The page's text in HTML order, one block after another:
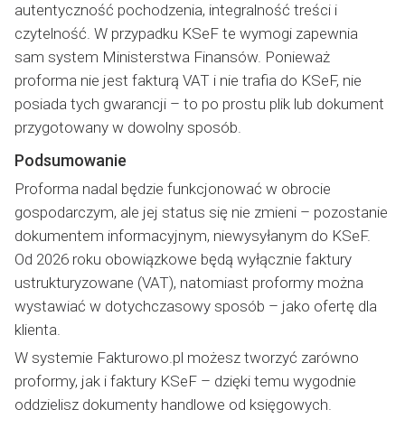
autentyczność pochodzenia, integralność treści i
czytelność. W przypadku KSeF te wymogi zapewnia
sam system Ministerstwa Finansów. Ponieważ
proforma nie jest fakturą VAT i nie trafia do KSeF, nie
posiada tych gwarancji – to po prostu plik lub dokument
przygotowany w dowolny sposób.
Podsumowanie
Proforma nadal będzie funkcjonować w obrocie
gospodarczym, ale jej status się nie zmieni – pozostanie
dokumentem informacyjnym, niewysyłanym do KSeF.
Od 2026 roku obowiązkowe będą wyłącznie faktury
ustrukturyzowane (VAT), natomiast proformy można
wystawiać w dotychczasowy sposób – jako ofertę dla
klienta.
W systemie Fakturowo.pl możesz tworzyć zarówno
proformy, jak i faktury KSeF – dzięki temu wygodnie
oddzielisz dokumenty handlowe od księgowych.